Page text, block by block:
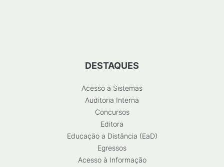
DESTAQUES
Acesso a Sistemas
Auditoria Interna
Concursos
Editora
Educação a Distância (EaD)
Egressos
Acesso à Informação